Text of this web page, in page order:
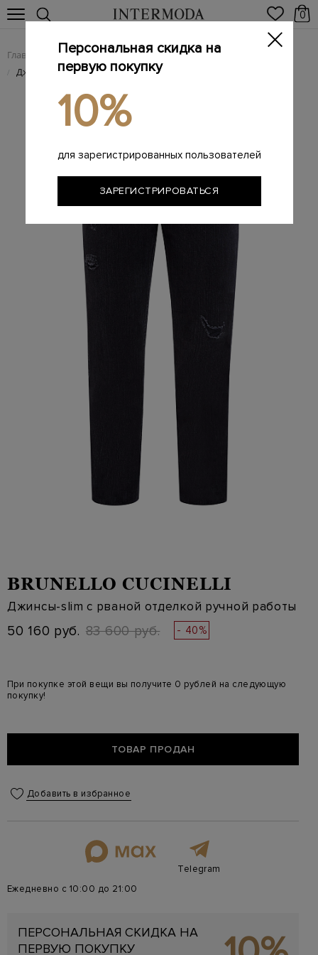
0
Главная Мужчинам / Одежда / Мужские джинсы
/ Джинсы-slim с рваной отделкой ручной работы
BRUNELLO CUCINELLI
Джинсы-slim с рваной отделкой ручной работы
50 160 руб. 83 600 руб. - 40%
При покупке этой вещи вы получите 0 рублей на следующую
покупку!
ТОВАР ПРОДАН
Добавить в избранное
Telegram
Ежедневно с 10:00 до 21:00
ПЕРСОНАЛЬНАЯ СКИДКА НА
ПЕРВУЮ ПОКУПКУ
Персональная скидка на
первую покупку
10%
для зарегистрированных пользователей
ЗАРЕГИСТРИРОВАТЬСЯ